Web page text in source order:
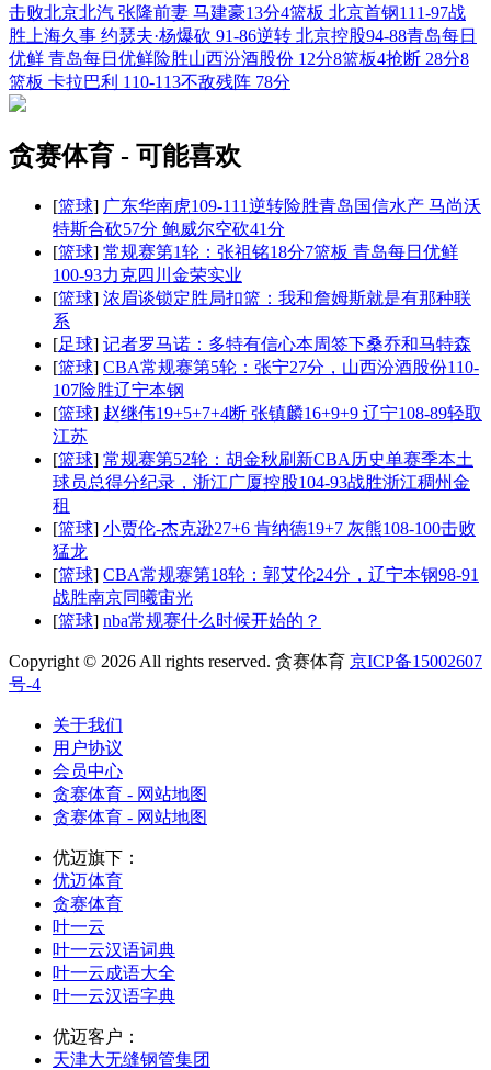
击败北京北汽 张隆前妻 马建豪13分4篮板 北京首钢111-97战
胜上海久事 约瑟夫·杨爆砍 91-86逆转 北京控股94-88青岛每日
优鲜 青岛每日优鲜险胜山西汾酒股份 12分8篮板4抢断 28分8
篮板 卡拉巴利 110-113不敌残阵 78分
贪赛体育 - 可能喜欢
[篮球] 广东华南虎109-111逆转险胜青岛国信水产 马尚沃
特斯合砍57分 鲍威尔空砍41分
[篮球] 常规赛第1轮：张祖铭18分7篮板 青岛每日优鲜
100-93力克四川金荣实业
[篮球] 浓眉谈锁定胜局扣篮：我和詹姆斯就是有那种联
系
[足球] 记者罗马诺：多特有信心本周签下桑乔和马特森
[篮球] CBA常规赛第5轮：张宁27分，山西汾酒股份110-
107险胜辽宁本钢
[篮球] 赵继伟19+5+7+4断 张镇麟16+9+9 辽宁108-89轻取
江苏
[篮球] 常规赛第52轮：胡金秋刷新CBA历史单赛季本土
球员总得分纪录，浙江广厦控股104-93战胜浙江稠州金
租
[篮球] 小贾伦-杰克逊27+6 肯纳德19+7 灰熊108-100击败
猛龙
[篮球] CBA常规赛第18轮：郭艾伦24分，辽宁本钢98-91
战胜南京同曦宙光
[篮球] nba常规赛什么时候开始的？
Copyright © 2026 All rights reserved. 贪赛体育 京ICP备15002607
号-4
关于我们
用户协议
会员中心
贪赛体育 - 网站地图
贪赛体育 - 网站地图
优迈旗下：
优迈体育
贪赛体育
叶一云
叶一云汉语词典
叶一云成语大全
叶一云汉语字典
优迈客户：
天津大无缝钢管集团